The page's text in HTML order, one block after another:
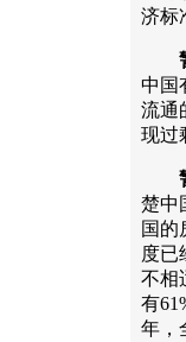
济标
中国
流通
现过
楚中
国的
度已
不相
有
年，